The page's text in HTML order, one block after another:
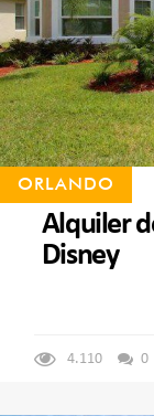
ORLANDO
Alquiler
Disney
4.110 0